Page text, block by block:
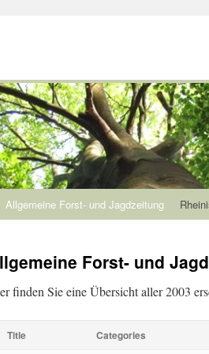
Allgemeine Forst- und Jagdzeitung
Forst- und
finden Sie eine Übersicht aller 2003
Title Categories